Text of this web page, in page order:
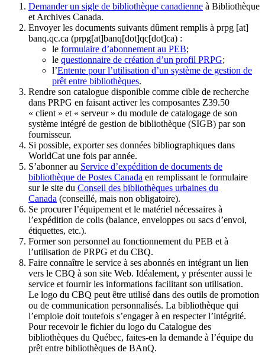
Demander un sigle de bibliothèque canadienne à Bibliothèque
et Archives Canada.
Envoyer les documents suivants dûment remplis à prpg [at]
banq.qc.ca (prpg[at]banq[dot]qc[dot]ca) :
le formulaire d’abonnement au PEB;
le questionnaire de création d’un profil PRPG;
l’Entente pour l’utilisation d’un système de gestion de
prêt entre bibliothèques.
Rendre son catalogue disponible comme cible de recherche
dans PRPG en faisant activer les composantes Z39.50
« client » et « serveur » du module de catalogage de son
système intégré de gestion de bibliothèque (SIGB) par son
fournisseur.
Si possible, exporter ses données bibliographiques dans
WorldCat une fois par année.
S’abonner au Service d’expédition de documents de
bibliothèque de Postes Canada en remplissant le formulaire
sur le site du Conseil des bibliothèques urbaines du
Canada (conseillé, mais non obligatoire).
Se procurer l’équipement et le matériel nécessaires à
l’expédition de colis (balance, enveloppes ou sacs d’envoi,
étiquettes, etc.).
Former son personnel au fonctionnement du PEB et à
l’utilisation de PRPG et du CBQ.
Faire connaître le service à ses abonnés en intégrant un lien
vers le CBQ à son site Web. Idéalement, y présenter aussi le
service et fournir les informations facilitant son utilisation.
Le logo du CBQ peut être utilisé dans des outils de promotion
ou de communication personnalisés. La bibliothèque qui
l’emploie doit toutefois s’engager à en respecter l’intégrité.
Pour recevoir le fichier du logo du Catalogue des
bibliothèques du Québec, faites-en la demande à l’équipe du
prêt entre bibliothèques de BAnQ.